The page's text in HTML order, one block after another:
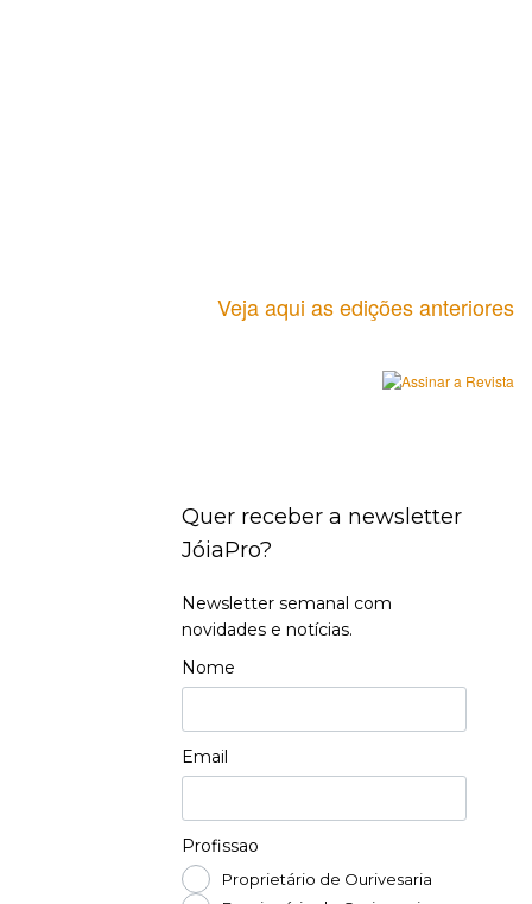
Veja aqui as edições anteriores